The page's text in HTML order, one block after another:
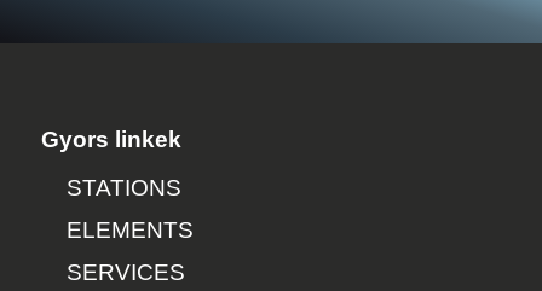
Gyors linkek
STATIONS
ELEMENTS
SERVICES